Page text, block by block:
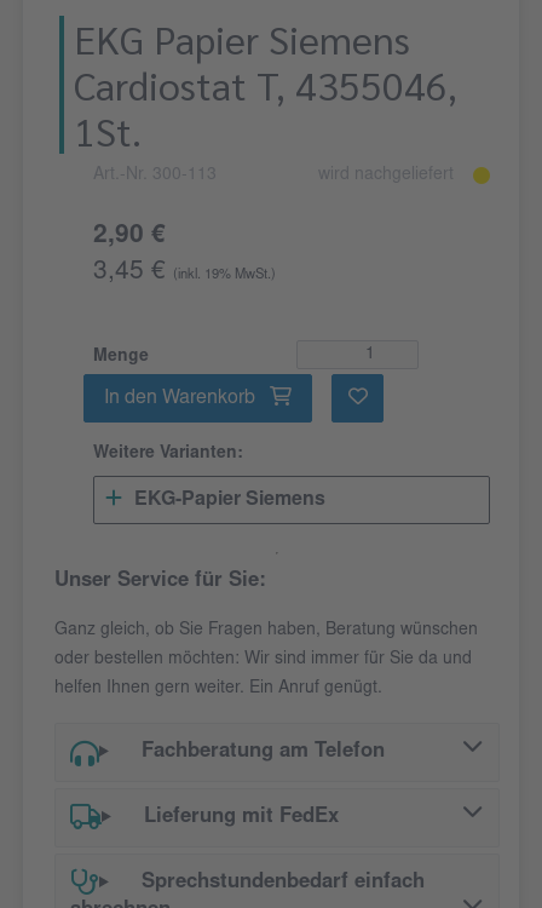
EKG Papier Siemens
Cardiostat T, 4355046,
1St.
Art.-Nr. 300-113 wird nachgeliefert
2,90 €
3,45 €
(inkl. 19% MwSt.)
Menge
In den Warenkorb
Weitere Varianten:
EKG-Papier Siemens
Unser Service für Sie:
Ganz gleich, ob Sie Fragen haben, Beratung wünschen
oder bestellen möchten: Wir sind immer für Sie da und
helfen Ihnen gern weiter. Ein Anruf genügt.
Fachberatung am Telefon
Lieferung mit FedEx
Sprechstundenbedarf einfach